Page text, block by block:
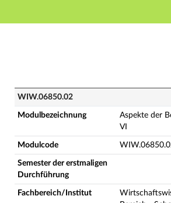
Hauptnavigation
WIW.06850.02 - Aspekte der
WIW.06850.02
Modulbezeichnung
Aspekte der
VI
Modulcode
Semester der erstmaligen
Durchführung
Fachbereich/Institut